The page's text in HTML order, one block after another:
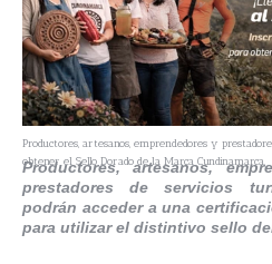
Productores, artesanos, emprendedores y
obtener el Sello Dorado de la Marca Cundinamarca.
Productores, artesanos,
prestadores de servicios
podrán acceder a una
para utilizar el distintivo sello